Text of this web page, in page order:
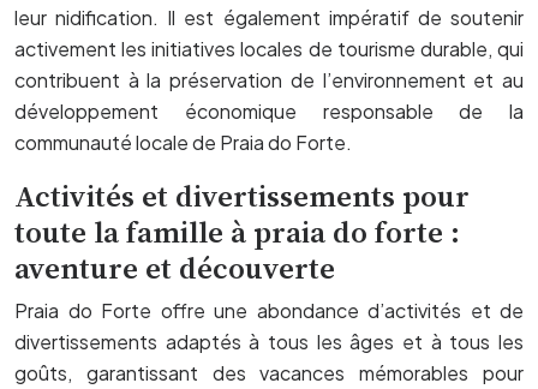
leur nidification. Il est également impératif de soutenir
activement les initiatives locales de tourisme durable, qui
contribuent à la préservation de l’environnement et au
développement économique responsable de la
communauté locale de Praia do Forte.
Activités et divertissements pour
toute la famille à praia do forte :
aventure et découverte
Praia do Forte offre une abondance d’activités et de
divertissements adaptés à tous les âges et à tous les
goûts, garantissant des vacances mémorables pour